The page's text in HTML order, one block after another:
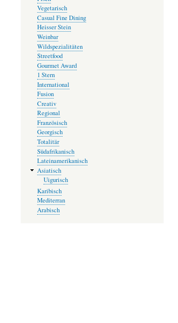
Vegetarisch
Casual Fine Dining
Heisser Stein
Weinbar
Wildspezialitäten
Streetfood
Gourmet Award
1 Stern
International
Fusion
Creativ
Regional
Französisch
Georgisch
Totalitär
Südafrikanisch
Lateinamerikanisch
Asiatisch
Uigurisch
Karibisch
Mediterran
Arabisch